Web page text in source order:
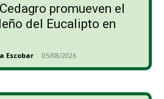
promueven el
del Eucalipto en
Escobar - 05/08/2026